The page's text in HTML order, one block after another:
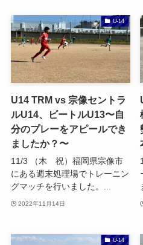
U-14
U14 TRM vs 宗像セントラ
ルU14、ビートルU13〜自
分のプレーをアピールでき
ましたか？〜
11/3 （木 祝）福岡県宗像市
にある週末処理場でトレーニン
グマッチを行いました。...
2022年11月14日
U-14